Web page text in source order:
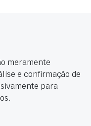
meramente
e confirmação de
para